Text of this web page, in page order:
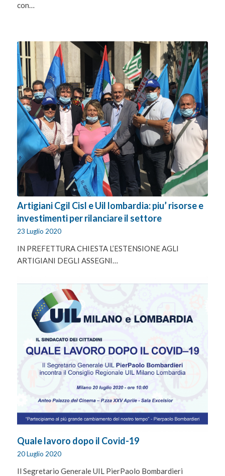
con…
Artigiani Cgil Cisl e Uil lombardia: piu’ risorse e
investimenti per rilanciare il settore
23 Luglio 2020
IN PREFETTURA CHIESTA L’ESTENSIONE AGLI
ARTIGIANI DEGLI ASSEGNI…
Quale lavoro dopo il Covid-19
20 Luglio 2020
Il Segretario Generale UIL PierPaolo Bombardieri